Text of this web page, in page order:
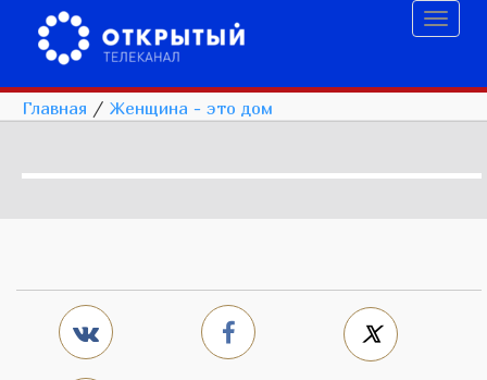
Главная / Женщина - это дом